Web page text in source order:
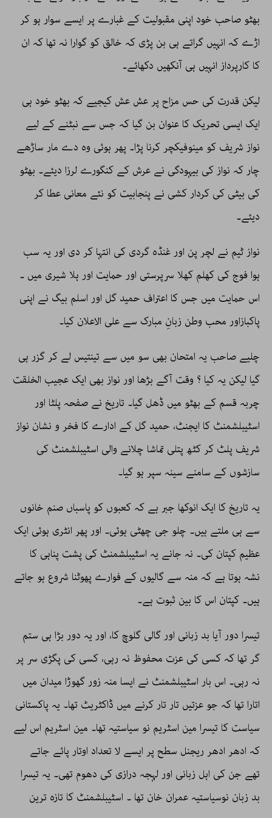
بھٹو صاحب خود اپنی مقبولیت کے غبارے پر ایسے سوار ہو کر
اڑے کہ انہیں گراتے ہی بن پڑی کہ خالق کو گوارا نہ تھا کہ ان
کا کارپرداز انہیں ہی آنکھیں دکھائے۔
لیکن قدرت کی حس مزاح پر عش عش کیجیے کہ بھٹو خود ہی
ایک ایسی تحریک کا عنوان بن گیا کہ جس سے نبٹنے کے لیے
نواز شریف کو مینوفیکچر کرنا پڑا۔ پھر ہوئی وہ دے مار ساڑھے
چار کہ نواز کی بیہودگی نے عرش کے کنگورے لرزا دیئے۔ بھٹو
کی بیٹی کی کردار کشی نے پنجابیت کو نئے معانی عطا کر
دیئے۔
نواز ٹیم نے لچر پن اور غنڈہ گردی کی انتہا کر دی اور یہ سب
ہوا فوج کی کھلم کھلا سرپرستی اور حمایت اور ہلا شیری میں ۔
اس حمایت میں جس کا اعتراف حمید گل اور اسلم بیگ نے اپنی
پاکبازاور محب وطن زبانِ مبارک سے علی الاعلان کیا۔
چلیے صاحب یہ امتحان بھی سو میں سے تینتیس لے کر گزر ہی
گیا لیکن یہ کیا ؟ وقت آگے بڑھا اور نواز بھی ایک عجیب الخلقت
چربہ قسم کے بھٹو میں ڈھل گیا۔ تاریخ نے صفحہ پلٹا اور
اسٹیبلشمنٹ کا ایجنٹ، حمید گل کے ادارے کا فخر و نشان نواز
شریف پلٹ کر کٹھ پتلی تماشا چلانے والی اسٹیبلشمنٹ کی
سازشوں کے سامنے سینہ سپر ہو گیا۔
یہ تاریخ کا ایک انوکھا جبر ہے کہ کعبوں کو پاسباں صنم خانوں
سے ہی ملتے ہیں۔ چلو جی چھٹی ہوئی۔ اور پھر انٹری ہوئی ایک
عظیم کپتان کی۔ نہ جانے یہ اسٹیبلشمنٹ کی پشت پناہی کا
نشہ ہوتا ہے کہ منہ سے گالیوں کے فوارے پھوٹنا شروع ہو جاتے
ہیں۔ کپتان اس کا بین ثبوت ہے۔
تیسرا دور آیا بد زبانی اور گالی گلوچ کا، اور یہ دور بڑا ہی ستم
گر تھا کہ کسی کی عزت محفوظ نہ رہی، کسی کی پگڑی سر پر
نہ رہی۔ اس بار اسٹیبلشمنٹ نے ایسا منہ زور گھوڑا میدان میں
اتارا تھا کہ جو عزتیں تار تار کرنے میں ڈاکٹریٹ تھا۔ یہ پاکستانی
سیاست کا تیسرا مین اسٹریم نو سیاستیہ تھا۔ مین اسٹریم اس لیے
کہ ادھر ادھر ریجنل سطح پر ایسے لا تعداد اوتار پائے جاتے
تھے جن کی اہل زبانی اور لہجہ درازی کی دھوم تھی۔ یہ تیسرا
بد زبان نوسیاستیہ عمران خان تھا ۔ اسٹیبلشمنٹ کا تازہ ترین